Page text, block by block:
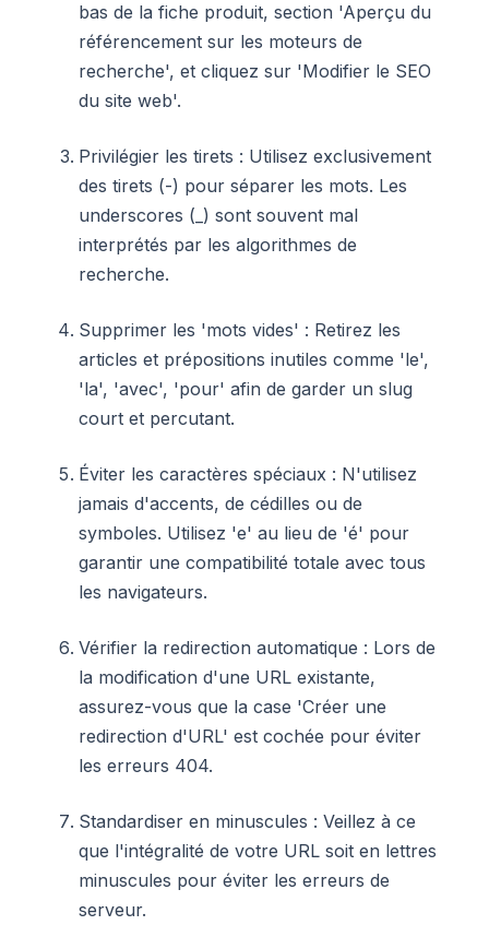
bas de la fiche produit, section 'Aperçu du
référencement sur les moteurs de
recherche', et cliquez sur 'Modifier le SEO
du site web'.
Privilégier les tirets : Utilisez exclusivement
des tirets (-) pour séparer les mots. Les
underscores (_) sont souvent mal
interprétés par les algorithmes de
recherche.
Supprimer les 'mots vides' : Retirez les
articles et prépositions inutiles comme 'le',
'la', 'avec', 'pour' afin de garder un slug
court et percutant.
Éviter les caractères spéciaux : N'utilisez
jamais d'accents, de cédilles ou de
symboles. Utilisez 'e' au lieu de 'é' pour
garantir une compatibilité totale avec tous
les navigateurs.
Vérifier la redirection automatique : Lors de
la modification d'une URL existante,
assurez-vous que la case 'Créer une
redirection d'URL' est cochée pour éviter
les erreurs 404.
Standardiser en minuscules : Veillez à ce
que l'intégralité de votre URL soit en lettres
minuscules pour éviter les erreurs de
serveur.